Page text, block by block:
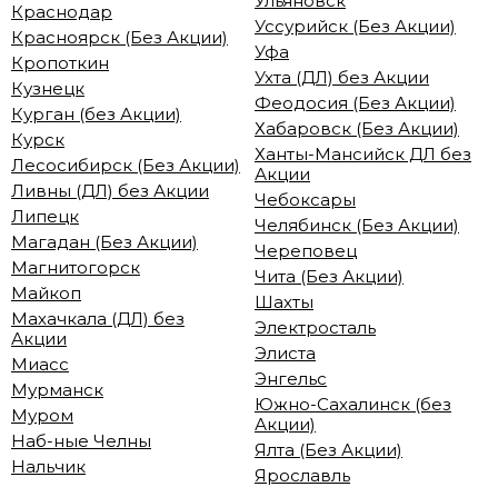
Краснодар
Красноярск (Без Акции)
Кропоткин
Кузнецк
Курган (без Акции)
Курск
Лесосибирск (Без Акции)
Ливны (ДЛ) без Акции
Липецк
Магадан (Без Акции)
Магнитогорск
Майкоп
Махачкала (ДЛ) без
Акции
Миасс
Мурманск
Муром
Наб-ные Челны
Нальчик
Уссурийск (Без Акции)
Уфа
Ухта (ДЛ) без Акции
Феодосия (Без Акции)
Хабаровск (Без Акции)
Ханты-Мансийск ДЛ без
Акции
Чебоксары
Челябинск (Без Акции)
Череповец
Чита (Без Акции)
Шахты
Электросталь
Элиста
Энгельс
Южно-Сахалинск (без
Акции)
Ялта (Без Акции)
Ярославль